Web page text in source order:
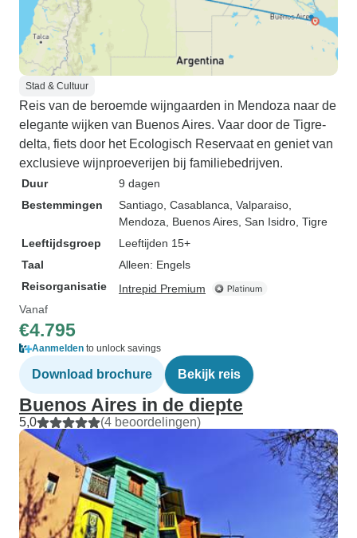
Stad & Cultuur
Reis van de beroemde wijngaarden in Mendoza naar de
elegante wijken van Buenos Aires. Vaar door de Tigre-
delta, fiets door het Ecologisch Reservaat en geniet van
exclusieve wijnproeverijen bij familiebedrijven.
Duur
9 dagen
Bestemmingen
Santiago , Casablanca , Valparaiso
Mendoza , Buenos Aires , San Isidro , Tigre
Leeftijdsgroep
Leeftijden 15+
Taal
Alleen: Engels
Reisorganisatie
Intrepid Premium
Vanaf
€4.795
Aanmelden to unlock savings
Download brochure Bekijk reis
Buenos Aires in de diepte
5,0 (4 beoordelingen)